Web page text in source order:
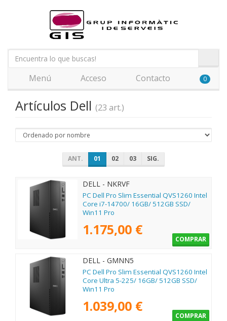
Menú Acceso Contacto 0
Artículos Dell (23 art.)
ANT. 01 02 03 SIG.
DELL - NKRVF
PC Dell Pro Slim Essential QVS1260 Intel
Core i7-14700/ 16GB/ 512GB SSD/
Win11 Pro
1.175,00 €
COMPRAR
DELL - GMNN5
PC Dell Pro Slim Essential QVS1260 Intel
Core Ultra 5-225/ 16GB/ 512GB SSD/
Win11 Pro
1.039,00 €
COMPRAR